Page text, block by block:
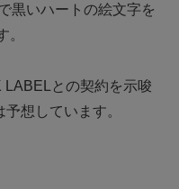
黒いハートの絵文字を
。
との契約を示唆
想しています。